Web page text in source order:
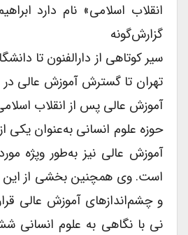
انقلاب اسلامی» نام دارد
گزارش‌گونه
سیر کوتاهی از دارالفنون تا
تهران تا گسترش آموزش عالی در
آموزش عالی پس از انقلاب اسلامی
حوزه علوم انسانی به‌عنوان یکی
آموزش عالی نیز به‌طور وپژه
است. وی همچنین بخشی از این
و چشم‌اندازهای آموزش عالی
نی با نگاهی به علوم انسانی